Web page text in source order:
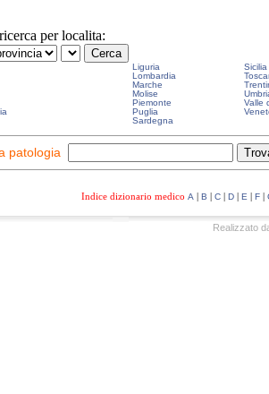
per localita:
Liguria
Sicilia
Lombardia
Marche
Molise
Piemonte
Valle
Puglia
Sardegna
patologia
Indice dizionario medico A | B | C | D | E | F |
Realizzato